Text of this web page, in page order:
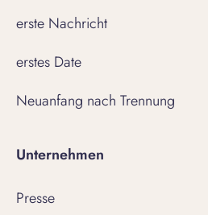
erste Nachricht
erstes Date
Neuanfang nach Trennung
Unternehmen
Presse